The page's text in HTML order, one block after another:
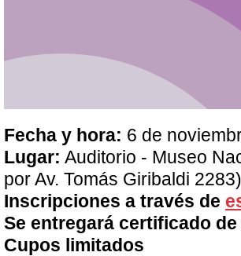
Fecha y hora: 6 de
Lugar: Auditorio - Museo
por Av. Tomás Giribaldi 2283)
Inscripciones a través de
Se entregará certificado
Cupos limitados